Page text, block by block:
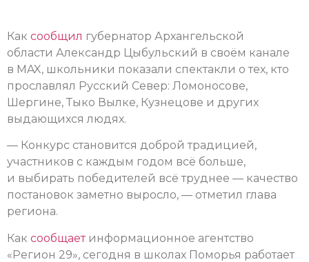
Как сообщил губернатор Архангельской
области Александр Цыбульский в своём канале
в MAX, школьники показали спектакли о тех, кто
прославлял Русский Север: Ломоносове,
Шергине, Тыко Вылке, Кузнецове и других
выдающихся людях.
— Конкурс становится доброй традицией,
участников с каждым годом всё больше,
и выбирать победителей всё труднее — качество
постановок заметно выросло, — отметил глава
региона.
Как сообщаетинформационное агентство
«Регион 29», сегодня в школах Поморья работает